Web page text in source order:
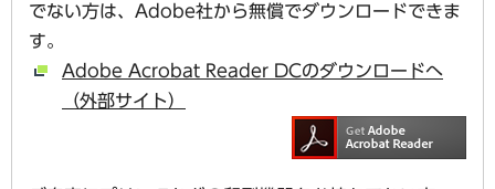
でない方は、Adobe社から無償でダウンロードできま
す。
Adobe Acrobat Reader DCのダウンロードへ
（外部サイト）